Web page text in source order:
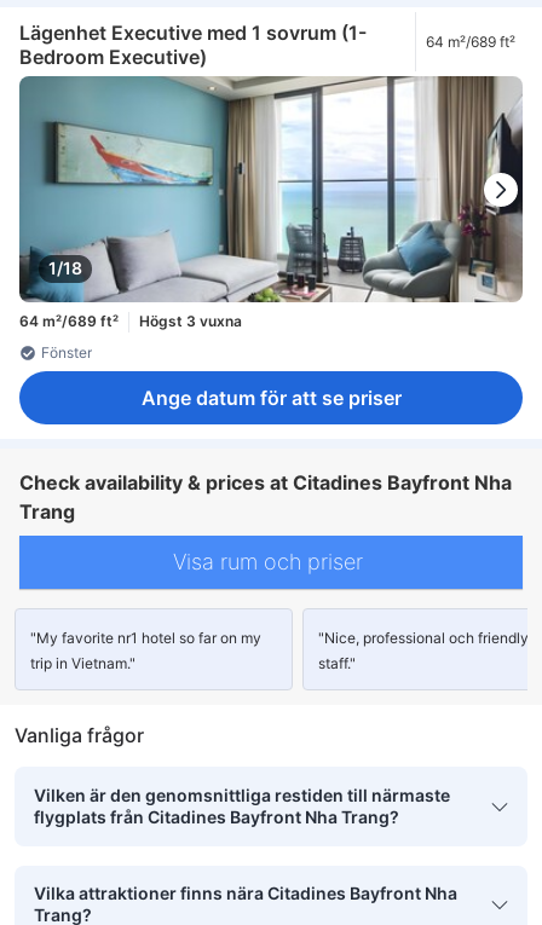
Lägenhet Executive med 1 sovrum (1-
Bedroom Executive)
64 m²/689 ft²
1/18
64 m²/689 ft²
Högst 3 vuxna
Fönster
Ange datum för att se priser
Check availability & prices at Citadines Bayfront Nha
Trang
Visa rum och priser
"My favorite nr1 hotel so far on my
trip in Vietnam."
"Nice, professional och friendly
staff."
Vanliga frågor
Vilken är den genomsnittliga restiden till närmaste
flygplats från Citadines Bayfront Nha Trang?
Vilka attraktioner finns nära Citadines Bayfront Nha
Trang?